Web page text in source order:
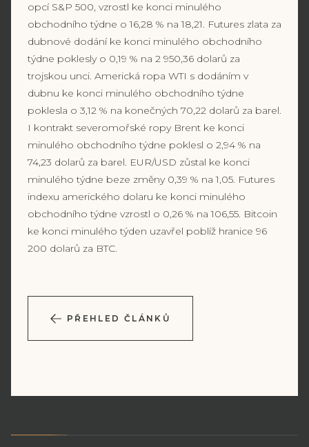
opcí S&P 500, vzrostl ke konci minulého
obchodního týdne o 16,28 % na 18,21. Futures zlata za
dubnové dodání ke konci minulého obchodního
týdne poklesly o 0,19 % na 2 950,36 dolarů za
trojskou unci. Americká ropa WTI s dodáním v
dubnu ke konci minulého obchodního týdne
poklesla o 3,12 % na konečných 70,22 dolarů za barel.
I kontrakt severomořské ropy Brent ke konci
minulého obchodního týdne poklesl o 2,94 % na
74,23 dolarů za barel. EUR/USD zůstal ke konci
minulého týdne beze změny 0,39 % na 1,05. Futures
indexu amerického dolaru ke konci minulého
obchodního týdne vzrostl o 0,26 % na 106,55. Bitcoin
ke konci minulého týden uzavřel poblíž hranice 96
200 dolarů za BTC.
PŘEHLED ČLÁNKŮ